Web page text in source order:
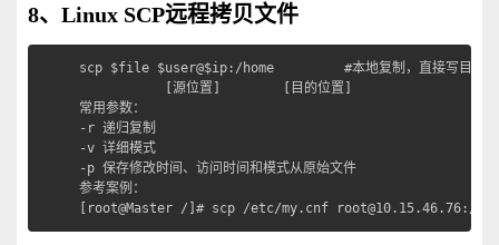
8、Linux SCP远程拷贝文件
scp $file $user@$ip:/home         #本地复制，直接写目录
[源位置]        [目的位置]
常用参数：
-r 递归复制
-v 详细模式
-p 保存修改时间、访问时间和模式从原始文件
参考案例：
[root@Master /]# scp /etc/my.cnf root@10.15.46.76:/